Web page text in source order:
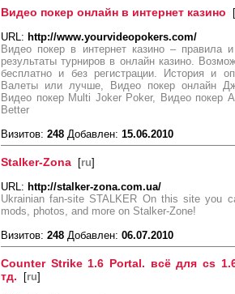
Видео покер онлайн в интернет казино [
URL: http://www.yourvideopokers.com/
Видео покер в интернет казино – правила
результаты турниров в онлайн казино.
бесплатно и без регистрации. История и
Валеты или лучше, Видео покер онлайн
Видео покер Multi Joker Poker, Видео покер
Better
Визитов: 248 Добавлен: 15.06.2010
Stalker-Zona [ru]
URL: http://stalker-zona.com.ua/
Ukrainian fan-site STALKER On this site you
mods, photos, and more on Stalker-Zone!
Визитов: 248 Добавлен: 06.07.2010
Counter Strike 1.6 Portal. всё для cs
тд. [ru]